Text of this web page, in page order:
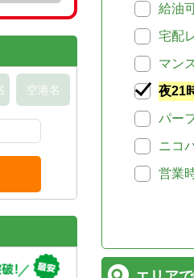
給油
宅配
マン
夜21
パー
ニコ
営業
空港名